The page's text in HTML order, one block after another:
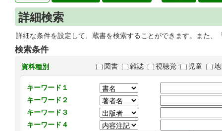
詳細検索
詳細な条件を設定して、蔵書を検索することができます。また
検索条件
資料種別 図書 雑誌 視聴覚 児童
キーワード１
キーワード２
キーワード３
キーワード４